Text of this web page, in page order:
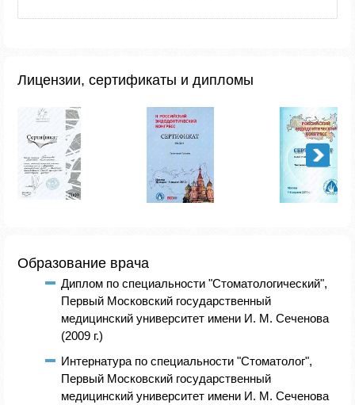
Лицензии, сертификаты и дипломы
Образование врача
Диплом по специальности "Стоматологический",
Первый Московский государственный
медицинский университет имени И. М. Сеченова
(2009 г.)
Интернатура по специальности "Стоматолог",
Первый Московский государственный
медицинский университет имени И. М. Сеченова